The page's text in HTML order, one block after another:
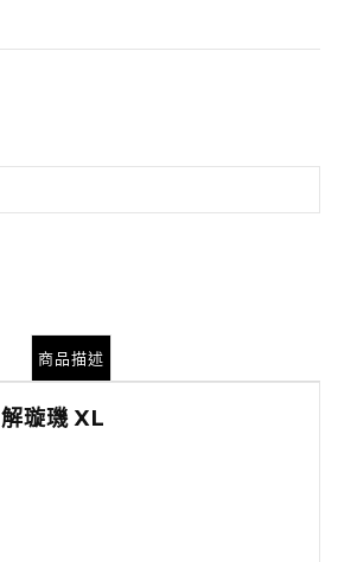
商品描述
解璇璣XL